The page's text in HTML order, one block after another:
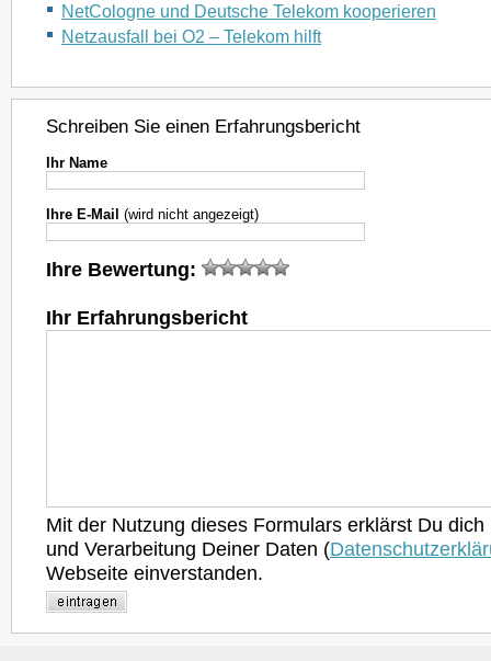
NetCologne und Deutsche Telekom kooperieren
Netzausfall bei O2 – Telekom hilft
Schreiben Sie einen Erfahrungsbericht
Ihr Name
Ihre E-Mail (wird nicht angezeigt)
Ihre Bewertung:
Ihr Erfahrungsbericht
Mit der Nutzung dieses Formulars erklärst Du
und Verarbeitung Deiner Daten (
Webseite einverstanden.